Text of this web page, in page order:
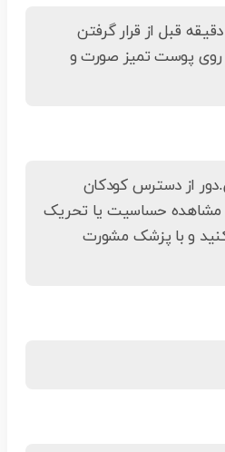
مقدار کافی از کرم را ۱۵ دقیقه قبل از قرار گرفتن
پوست تمیز صورت و
از دسترس کودکان
مشاهده حساسیت یا تحریک
و با پزشک مشورت